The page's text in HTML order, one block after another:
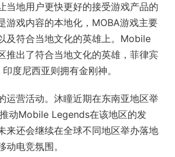
当地用户更快更好的接受游戏产品的
游戏内容的本地化，MOBA游戏主要
及符合当地文化的英雄上。Mobile
推出了符合当地文化的英雄，菲律宾
度尼西亚则拥有金刚神。
运营活动。沐瞳近期在东南亚地区举
动Mobile Legends在该地区的发
来还会继续在全球不同地区举办落地
电竞氛围。